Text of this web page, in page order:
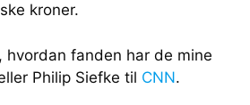
kroner.
fanden har de mine
Philip Siefke til CNN.